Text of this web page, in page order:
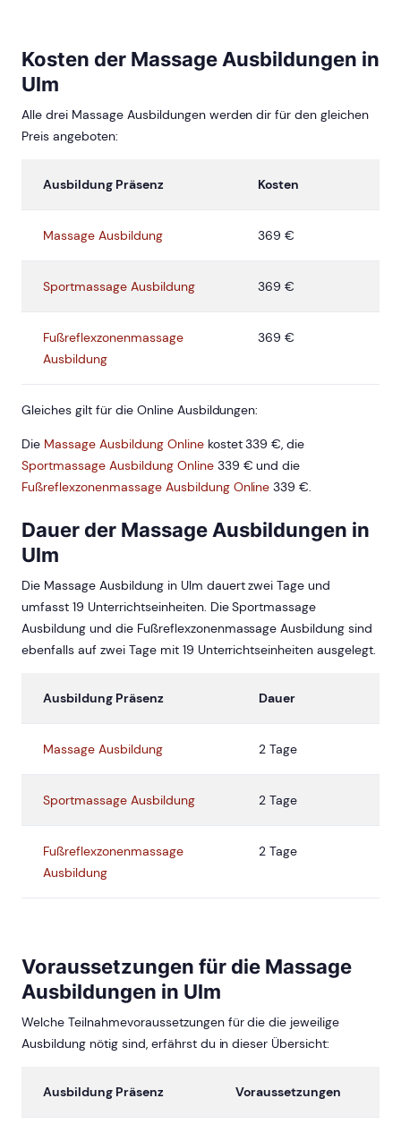
Kosten der Massage Ausbildungen in
Ulm
Alle drei Massage Ausbildungen werden dir für den gleichen
Preis angeboten:
Ausbildung Präsenz Kosten
Massage Ausbildung 369 €
Sportmassage Ausbildung 369 €
Fußreflexzonenmassage
Ausbildung
369 €
Gleiches gilt für die Online Ausbildungen:
Die Massage Ausbildung Onlinekostet 339 €, die
Sportmassage Ausbildung Online339 € und die
Fußreflexzonenmassage Ausbildung Online 339 €.
Dauer der Massage Ausbildungen in
Ulm
Die Massage Ausbildung in Ulm dauert zwei Tage und
umfasst 19 Unterrichtseinheiten. Die Sportmassage
Ausbildung und die Fußreflexzonenmassage Ausbildung sind
ebenfalls auf zwei Tage mit 19 Unterrichtseinheiten ausgelegt.
Ausbildung Präsenz Dauer
Massage Ausbildung 2 Tage
Sportmassage Ausbildung 2 Tage
Fußreflexzonenmassage
Ausbildung
2 Tage
Voraussetzungen für die Massage
Ausbildungen in Ulm
Welche Teilnahmevoraussetzungen für die die jeweilige
Ausbildung nötig sind, erfährst du in dieser Übersicht:
Ausbildung Präsenz Voraussetzungen